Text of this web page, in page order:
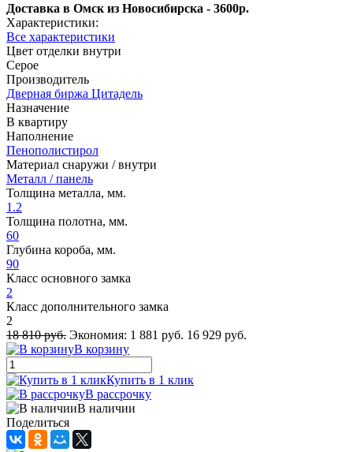
Доставка в Омск из Новосибирска - 3600р.
Характеристики:
Все характеристики
Цвет отделки внутри
Серое
Производитель
Дверная биржа Цитадель
Назначение
В квартиру
Наполнение
Пенополистирол
Материал снаружи / внутри
Металл / панель
Толщина металла, мм.
1.2
Толщина полотна, мм.
60
Глубина короба, мм.
90
Класс основного замка
2
Класс дополнительного замка
2
18 810 руб. Экономия: 1 881 руб. 16 929 руб.
В корзину
Купить в 1 клик
В рассрочку
В наличии
Поделиться